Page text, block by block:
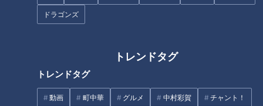
ドラゴンズ
トレンドタグ
トレンドタグ
動画 町中華 グルメ 中村彩賀 チャント！
「サンデードラゴンズ」より根尾昂投手(C)CBCテレビ
ャンプの最終日に「根尾は外野１本」と決めて、本人にも伝え
た。その強肩を活かすためであり「打てばライトのレギュラ
ー」とまで具体的に期待を寄せた。